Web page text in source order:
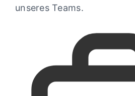
unseres Teams.